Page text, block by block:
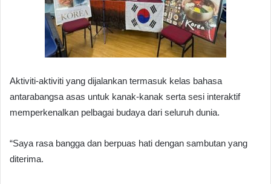
Aktiviti-aktiviti yang dijalankan termasuk kelas bahasa
antarabangsa asas untuk kanak-kanak serta sesi interaktif
memperkenalkan pelbagai budaya dari seluruh dunia.
“Saya rasa bangga dan berpuas hati dengan sambutan yang
diterima.